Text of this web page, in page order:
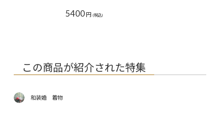
5400円 (税込)
この商品が紹介された特集
和装婚 着物